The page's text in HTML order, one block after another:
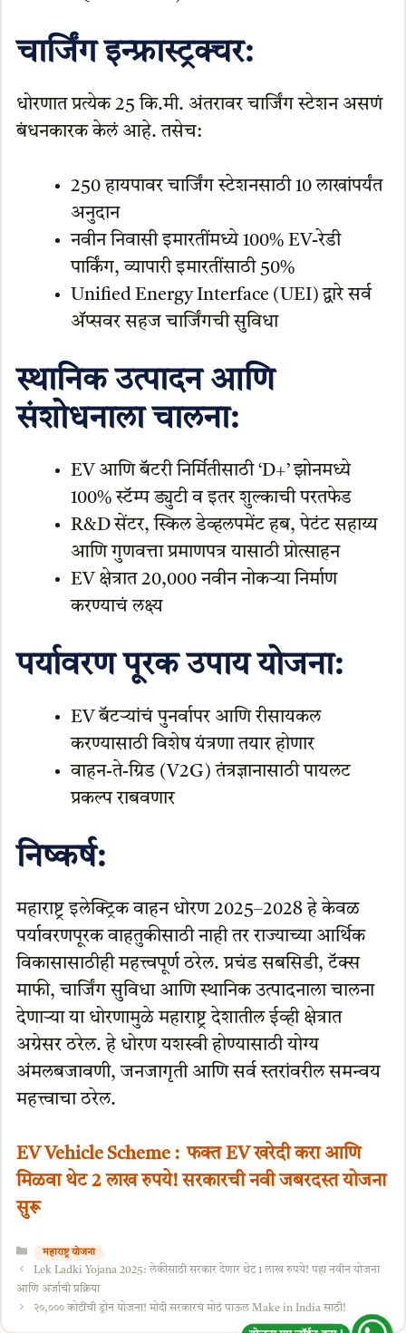
चार्जिंग इन्फ्रास्ट्रक्चर:
धोरणात प्रत्येक 25 कि.मी. अंतरावर चार्जिंग स्टेशन असणं
बंधनकारक केलं आहे. तसेच:
250 हायपावर चार्जिंग स्टेशनसाठी 10 लाखांपर्यंत
अनुदान
नवीन निवासी इमारतींमध्ये 100% EV-रेडी
पार्किंग, व्यापारी इमारतींसाठी 50%
Unified Energy Interface (UEI) द्वारे सर्व
अ‍ॅप्सवर सहज चार्जिंगची सुविधा
स्थानिक उत्पादन आणि
संशोधनाला चालना:
EV आणि बॅटरी निर्मितीसाठी ‘D+’ झोनमध्ये
100% स्टॅम्प ड्युटी व इतर शुल्काची परतफेड
R&D सेंटर, स्किल डेव्हलपमेंट हब, पेटंट सहाय्य
आणि गुणवत्ता प्रमाणपत्र यासाठी प्रोत्साहन
EV क्षेत्रात 20,000 नवीन नोकऱ्या निर्माण
करण्याचं लक्ष्य
पर्यावरण पूरक उपाय योजना:
EV बॅटऱ्यांचं पुनर्वापर आणि रीसायकल
करण्यासाठी विशेष यंत्रणा तयार होणार
वाहन-ते-ग्रिड (V2G) तंत्रज्ञानासाठी पायलट
प्रकल्प राबवणार
निष्कर्ष:
महाराष्ट्र इलेक्ट्रिक वाहन धोरण 2025–2028 हे केवळ
पर्यावरणपूरक वाहतुकीसाठी नाही तर राज्याच्या आर्थिक
विकासासाठीही महत्त्वपूर्ण ठरेल. प्रचंड सबसिडी, टॅक्स
माफी, चार्जिंग सुविधा आणि स्थानिक उत्पादनाला चालना
देणाऱ्या या धोरणामुळे महाराष्ट्र देशातील ईव्ही क्षेत्रात
अग्रेसर ठरेल. हे धोरण यशस्वी होण्यासाठी योग्य
अंमलबजावणी, जनजागृती आणि सर्व स्तरांवरील समन्वय
महत्त्वाचा ठरेल.
EV Vehicle Scheme : फक्त EV खरेदी करा आणि
मिळवा थेट 2 लाख रुपये! सरकारची नवी जबरदस्त योजना
सुरू
Categories
महाराष्ट्र योजना
Lek Ladki Yojana 2025: लेकीसाठी सरकार देणार थेट 1 लाख रुपये! पहा नवीन योजना
आणि अर्जाची प्रक्रिया
२०,००० कोटींची ड्रोन योजना! मोदी सरकारचं मोठं पाऊल Make in India साठी!